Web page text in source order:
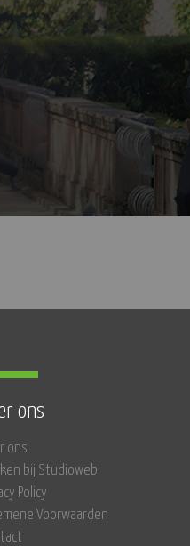
ons
ons
bij Studioweb
Policy
Voorwaarden